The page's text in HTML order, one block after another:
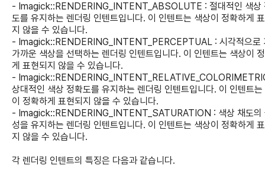
- Imagick::RENDERING_INTENT_ABSOLUTE : 절대적인 색상
도를 유지하는 렌더링 인텐트입니다. 이 인텐트는 색상이 정확하게
지 않을 수 있습니다.
- Imagick::RENDERING_INTENT_PERCEPTUAL : 시각적으로
가까운 색상을 선택하는 렌더링 인텐트입니다. 이 인텐트는 색상이
게 표현되지 않을 수 있습니다.
-
상대적인 색상 정확도를 유지하는 렌더링 인텐트입니다. 이 인텐트는
이 정확하게 표현되지 않을 수 있습니다.
- Imagick::RENDERING_INTENT_SATURATION : 색상 채도의
성을 유지하는 렌더링 인텐트입니다. 이 인텐트는 색상이 정확하게
지 않을 수 있습니다.
각 렌더링 인텐트의 특징은 다음과 같습니다.